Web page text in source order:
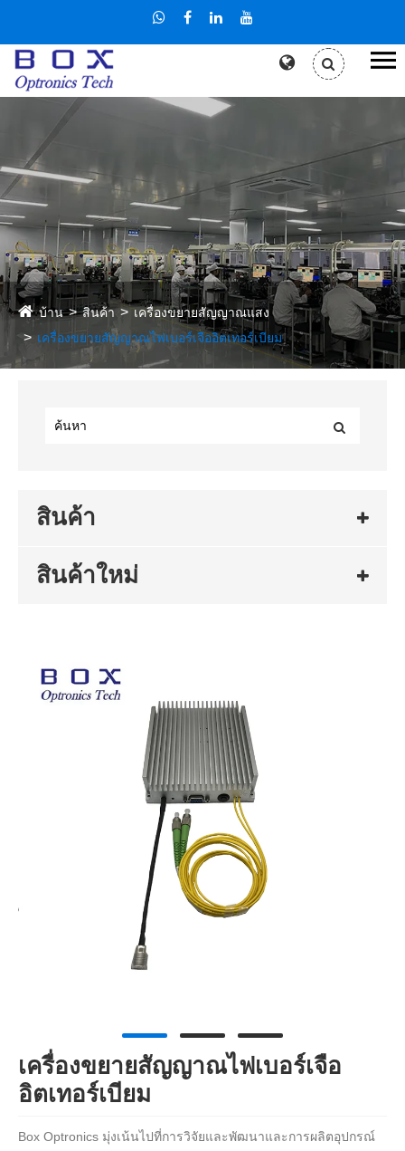
บ้าน สินค้า
เครื่องขยายสัญญาณแสง
เครื่องขยายสัญญาณไฟเบอร์เจืออิตเทอร์เบียม
สินค้า
สินค้าใหม่
เครื่องขยายสัญญาณไฟเบอร์เจือ
อิตเทอร์เบียม
Box Optronics มุ่งเน้นไปที่การวิจัยและพัฒนาและการผลิตอุปกรณ์